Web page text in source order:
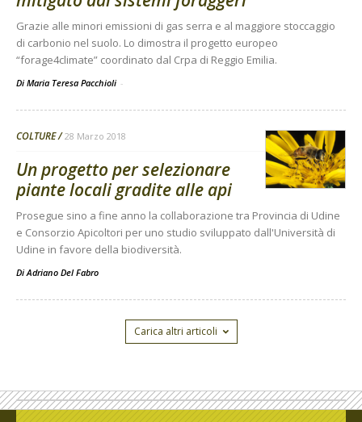
Grazie alle minori emissioni di gas serra e al maggiore stoccaggio
di carbonio nel suolo. Lo dimostra il progetto europeo
“forage4climate” coordinato dal Crpa di Reggio Emilia.
Di Maria Teresa Pacchioli -
COLTURE 28 Marzo 2018
Un progetto per selezionare
piante locali gradite alle api
Prosegue sino a fine anno la collaborazione tra Provincia di Udine
e Consorzio Apicoltori per uno studio sviluppato dall'Università di
Udine in favore della biodiversità.
DiAdriano Del Fabro
Carica altri articoli